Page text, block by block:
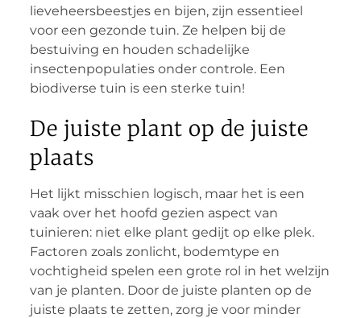
lieveheersbeestjes en bijen, zijn essentieel
voor een gezonde tuin. Ze helpen bij de
bestuiving en houden schadelijke
insectenpopulaties onder controle. Een
biodiverse tuin is een sterke tuin!
De juiste plant op de juiste
plaats
Het lijkt misschien logisch, maar het is een
vaak over het hoofd gezien aspect van
tuinieren: niet elke plant gedijt op elke plek.
Factoren zoals zonlicht, bodemtype en
vochtigheid spelen een grote rol in het welzijn
van je planten. Door de juiste planten op de
juiste plaats te zetten, zorg je voor minder